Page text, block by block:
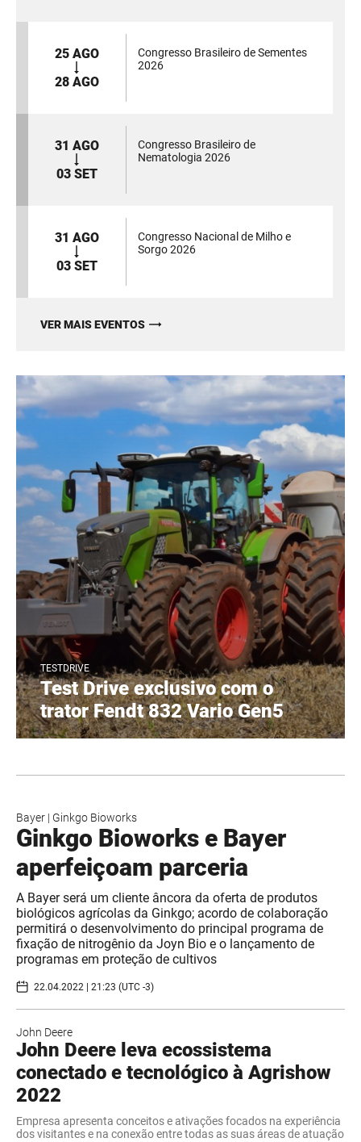
25 AGO
28 AGO
Congresso Brasileiro de Sementes
2026
31 AGO
03 SET
Congresso Brasileiro de
Nematologia 2026
31 AGO
03 SET
Congresso Nacional de Milho e
Sorgo 2026
VER MAIS EVENTOS
TESTDRIVE
Test Drive exclusivo com o
trator Fendt 832 Vario Gen5
Bayer | Ginkgo Bioworks
Ginkgo Bioworks e Bayer
aperfeiçoam parceria
A Bayer será um cliente âncora da oferta de produtos
biológicos agrícolas da Ginkgo; acordo de colaboração
permitirá o desenvolvimento do principal programa de
fixação de nitrogênio da Joyn Bio e o lançamento de
programas em proteção de cultivos
22.04.2022 | 21:23 (UTC -3)
John Deere
John Deere leva ecossistema
conectado e tecnológico à Agrishow
2022
Empresa apresenta conceitos e ativações focados na experiência
dos visitantes e na conexão entre todas as suas áreas de atuação